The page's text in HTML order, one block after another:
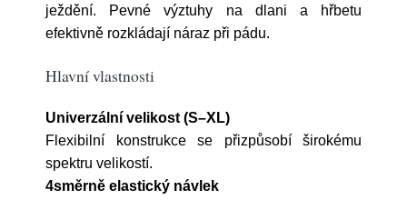
ježdění. Pevné výztuhy na dlani a hřbetu
efektivně rozkládají náraz při pádu.
Hlavní vlastnosti
Univerzální velikost (S–XL)
Flexibilní konstrukce se přizpůsobí širokému
spektru velikostí.
4směrně elastický návlek